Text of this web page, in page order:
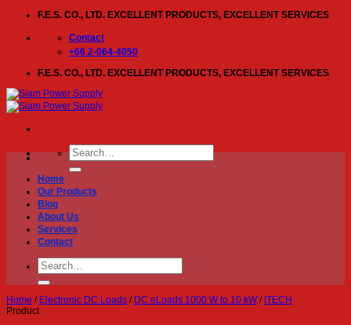
content
F.E.S. CO., LTD. EXCELLENT PRODUCTS, EXCELLENT SERVICES
Contact
+66 2-064-4050
F.E.S. CO., LTD. EXCELLENT PRODUCTS, EXCELLENT SERVICES
Search
for:
Home
Our Products
Blog
About Us
Services
Contact
Search
for:
Home / Electronic DC Loads / DC eLoads 1000 W to 10 kW / ITECH
Product